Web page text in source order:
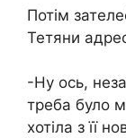
Потім
Тетяни
-Ну ось,
треба було
хотіла з її